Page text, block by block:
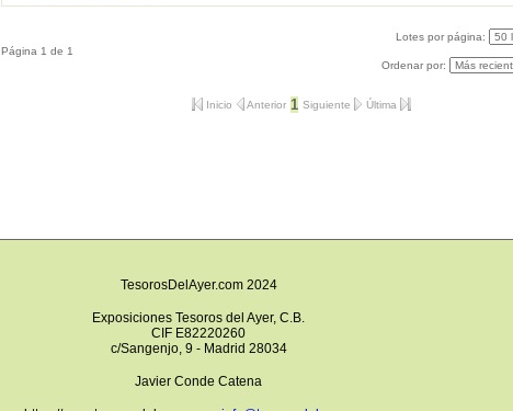
Página 1 de 1
Lotes por página:
Ordenar por:
Inicio Anterior 1 Siguiente Última
TesorosDelAyer.com 2024
Exposiciones Tesoros del Ayer, C.B.
CIF E82220260
c/Sangenjo, 9 - Madrid 28034
Javier Conde Catena